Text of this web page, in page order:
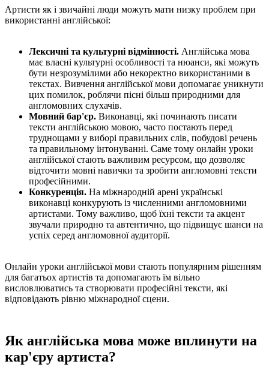
Артисти як і звичайні люди можуть мати низку проблем при
використанні англійської:
Лексичні та культурні відмінності. Англійська мова
має власні культурні особливості та нюанси, які можуть
бути незрозумілими або некоректно використаними в
текстах. Вивчення англійської мови допомагає уникнути
цих помилок, роблячи пісні більш природними для
англомовних слухачів.
Мовний бар'єр. Виконавці, які починають писати
тексти англійською мовою, часто постають перед
труднощами у виборі правильних слів, побудові речень
та правильному інтонуванні. Саме тому онлайн уроки
англійської стають важливим ресурсом, що дозволяє
відточити мовні навички та зробити англомовні тексти
професійними.
Конкуренція. На міжнародній арені українські
виконавці конкурують із численними англомовними
артистами. Тому важливо, щоб їхні тексти та акцент
звучали природно та автентично, що підвищує шанси на
успіх серед англомовної аудиторії.
Онлайн уроки англійської мови стають популярним рішенням
для багатьох артистів та допомагають їм вільно
висловлюватись та створювати професійні тексти, які
відповідають рівню міжнародної сцени.
Як англійська мова може вплинути на
кар'єру артиста?